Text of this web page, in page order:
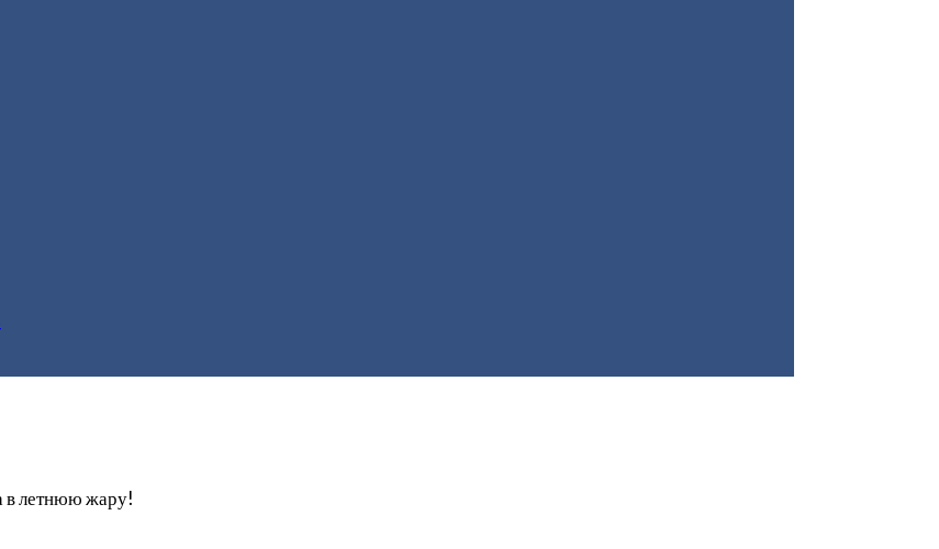
в летнюю жару!